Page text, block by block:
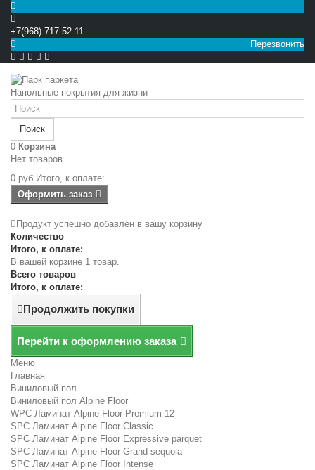
+7(968)-717-52-11
Перезвонить
 
Напольные покрытия для жизни
Поиск
0 Корзина
Нет товаров
0 руб Итого, к оплате:
Оформить заказ
Продукт успешно добавлен в вашу корзину
Количество
Итого, к оплате:
В вашей корзине 1 товар.
Всего товаров
Итого, к оплате:
Продолжить покупки
Перейти к оформлению заказа
Меню
Главная
Виниловый пол
Виниловый пол Alpine Floor
WPC Ламинат Alpine Floor Premium 12
SPC Ламинат Alpine Floor Classic
SPC Ламинат Alpine Floor Expressive parquet
SPC Ламинат Alpine Floor Grand sequoia
SPC Ламинат Alpine Floor Intense